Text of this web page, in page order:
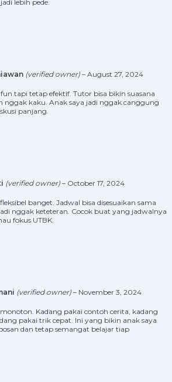
lebih pede.
(verified owner) – August 27, 2024
tapi tetap efektif. Tutor bisa bikin suasana
nggak kaku. Anak saya jadi nggak canggung
panjang.
(verified owner) – October 17, 2024
banget. Jadwal bisa disesuaikan sama
nggak keteteran. Cocok buat yang jadwalnya
fokus UTBK.
(verified owner) – November 3, 2024
Kadang pakai contoh cerita, kadang
pakai trik cepat. Ini yang bikin anak saya
dan tetap semangat belajar tiap